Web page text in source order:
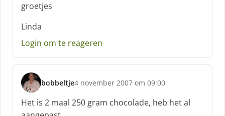
fgroetjes
Linda
Login om te reageren
bobbeltje
s
c
h
4 november 2007 om 09:00
Het is 2 maal 250 gram chocolade, heb het al